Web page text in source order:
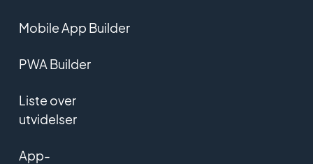
Mobile App Builder
PWA Builder
Liste over
utvidelser
App-